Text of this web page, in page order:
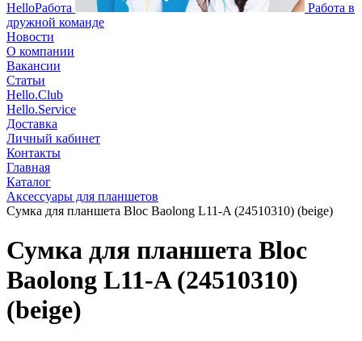
HelloРабота
Работа в
дружной команде
Новости
О компании
Вакансии
Статьи
Hello.Club
Hello.Service
Доставка
Личный кабинет
Контакты
Главная
Каталог
Аксессуары для планшетов
Сумка для планшета Bloc Baolong L11-A (24510310) (beige)
Сумка для планшета Bloc
Baolong L11-A (24510310)
(beige)